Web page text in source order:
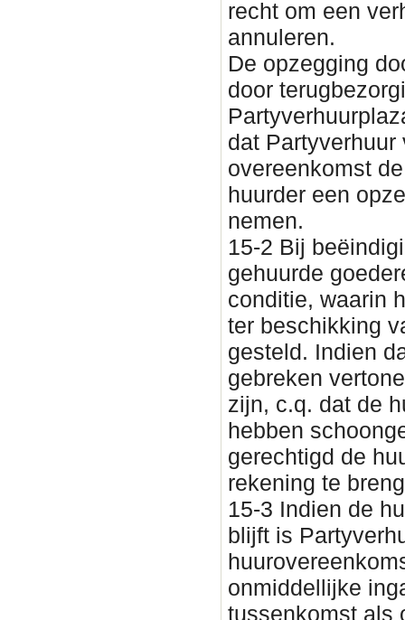
recht om een
annuleren.
De opzegging
door
dat
overeenkomst
huurder een
nemen.
15-2 Bij
gehuurde
conditie, waarin
ter beschikking
gesteld. Indien
gebreken
zijn, c.q. dat de
hebben
gerechtigd de
rekening te
15-3 Indien de
blijft is
onmiddellijke
tussenkomst als